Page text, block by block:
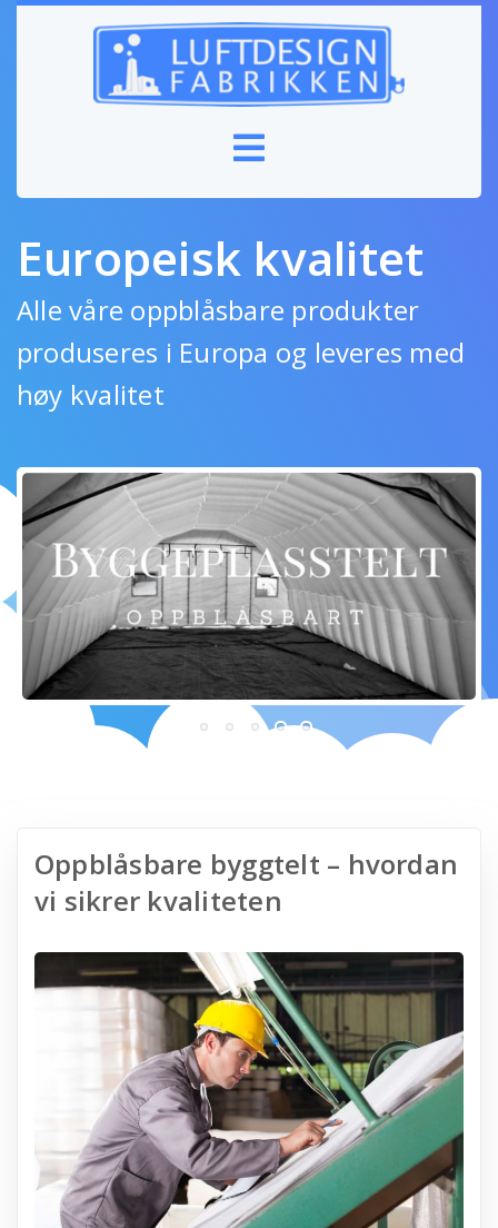
Europeisk kvalitet
Alle våre oppblåsbare produkter
produseres i Europa og leveres med
høy kvalitet
Oppblåsbare byggtelt – hvordan
vi sikrer kvaliteten